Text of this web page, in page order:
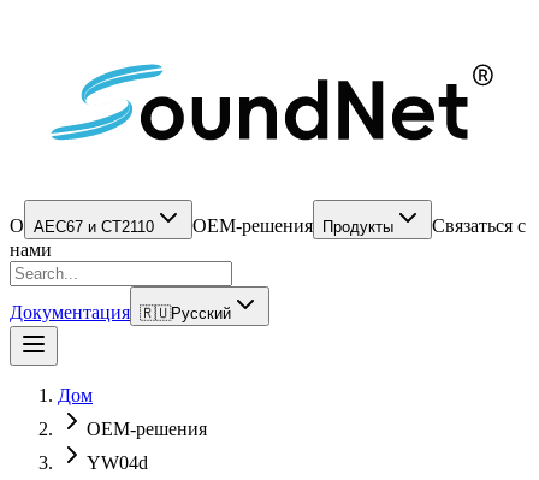
О АЕС67 и СТ2110 OEM-решения Продукты
Связаться с
нами
Документация 🇷🇺Русский
Дом
OEM-решения
YW04d